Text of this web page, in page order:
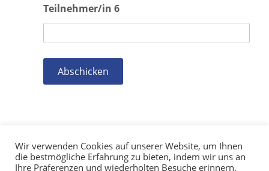
Teilnehmer/in 6
Wir verwenden Cookies auf unserer Website, um Ihnen
die bestmögliche Erfahrung zu bieten, indem wir uns an
Ihre Präferenzen und wiederholten Besuche erinnern.